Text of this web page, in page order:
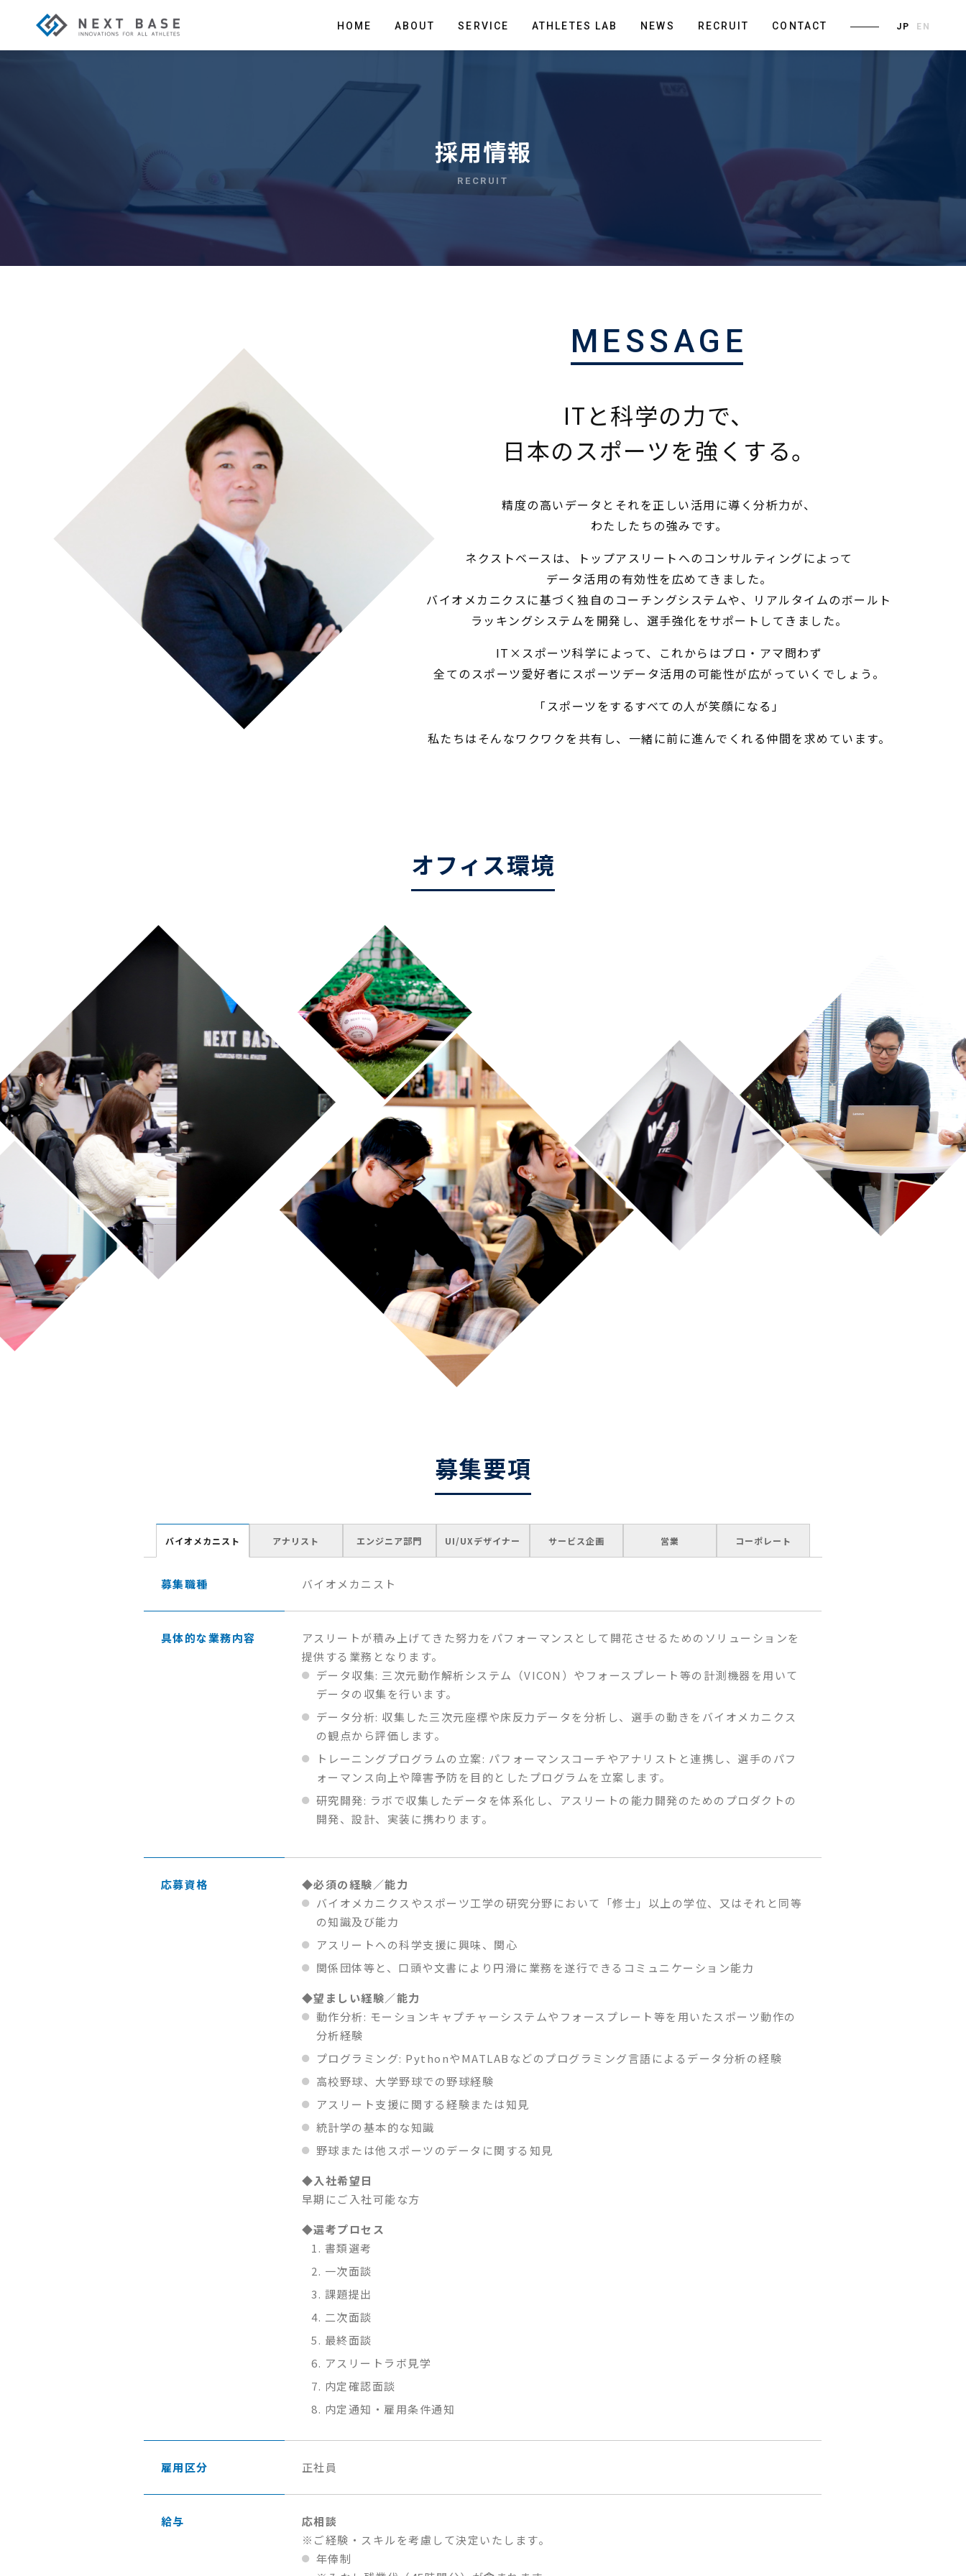
HOME ABOUT SERVICE ATHLETES LAB NEWS RECRUIT CONTACT JP EN
採用情報
RECRUIT
MESSAGE
ITと科学の力で、
日本のスポーツを強くする。
精度の高いデータとそれを正しい活用に導く分析力が、
わたしたちの強みです。
ネクストベースは、トップアスリートへのコンサルティングによって
データ活用の有効性を広めてきました。
バイオメカニクスに基づく独自のコーチングシステムや、リアルタイムのボールト
ラッキングシステムを開発し、選手強化をサポートしてきました。
IT×スポーツ科学によって、これからはプロ・アマ問わず
全てのスポーツ愛好者にスポーツデータ活用の可能性が広がっていくでしょう。
「スポーツをするすべての人が笑顔になる」
私たちはそんなワクワクを共有し、一緒に前に進んでくれる仲間を求めています。
オフィス環境
募集要項
バイオメカニスト アナリスト エンジニア部門 UI/UXデザイナー サービス企画 営業 コーポレート
募集職種 バイオメカニスト
具体的な業務内容
アスリートが積み上げてきた努力をパフォーマンスとして開花させるためのソリューションを
提供する業務となります。
データ収集: 三次元動作解析システム（VICON）やフォースプレート等の計測機器を用いて
データの収集を行います。
データ分析: 収集した三次元座標や床反力データを分析し、選手の動きをバイオメカニクス
の観点から評価します。
トレーニングプログラムの立案: パフォーマンスコーチやアナリストと連携し、選手のパフ
ォーマンス向上や障害予防を目的としたプログラムを立案します。
研究開発: ラボで収集したデータを体系化し、アスリートの能力開発のためのプロダクトの
開発、設計、実装に携わります。
応募資格
◆必須の経験／能力
バイオメカニクスやスポーツ工学の研究分野において「修士」以上の学位、又はそれと同等
の知識及び能力
アスリートへの科学支援に興味、関心
関係団体等と、口頭や文書により円滑に業務を遂行できるコミュニケーション能力
◆望ましい経験／能力
動作分析: モーションキャプチャーシステムやフォースプレート等を用いたスポーツ動作の
分析経験
プログラミング: PythonやMATLABなどのプログラミング言語によるデータ分析の経験
高校野球、大学野球での野球経験
アスリート支援に関する経験または知見
統計学の基本的な知識
野球または他スポーツのデータに関する知見
◆入社希望日
早期にご入社可能な方
◆選考プロセス
書類選考
一次面談
課題提出
二次面談
最終面談
アスリートラボ見学
内定確認面談
内定通知・雇用条件通知
雇用区分 正社員
給与
応相談
※ご経験・スキルを考慮して決定いたします。
年俸制